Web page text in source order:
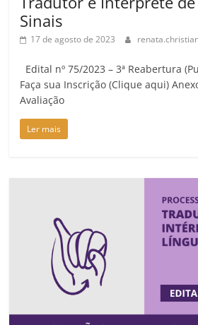
Sinais
17 de agosto de 2023
Edital nº 75/2023 – 3ª Reabertura
Faça sua Inscrição (Clique aqui)
Avaliação
Ler mais